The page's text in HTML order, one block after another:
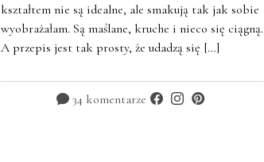
kształtem nie są idealne, ale smakują tak jak sobie
wyobrażałam. Są maślane, kruche i nieco się ciągną.
A przepis jest tak prosty, że udadzą się […]
34 komentarze